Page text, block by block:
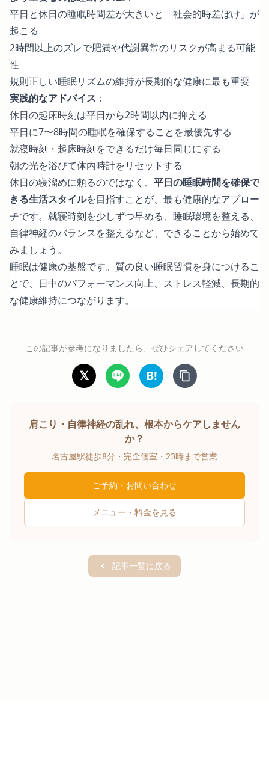
平日と休日の睡眠時間差が大きいと「社会的時差ぼけ」が
起こる
2時間以上のズレで肥満や代謝異常のリスクが高まる可能
性
規則正しい睡眠リズムの維持が長期的な健康に最も重要
実践的なアドバイス ：
休日の起床時刻は平日から2時間以内に抑える
平日に7〜8時間の睡眠を確保することを最優先する
就寝時刻・起床時刻をできるだけ毎日同じにする
朝の光を浴びて体内時計をリセットする
休日の寝溜めに頼るのではなく、 平日の睡眠時間を確保で
きる生活スタイルを目指すことが、最も健康的なアプロー
チです。就寝時刻を少しずつ早める、睡眠環境を整える、
自律神経のバランスを整えるなど、できることから始めて
みましょう。
睡眠は健康の基盤です。質の良い睡眠習慣を身につけるこ
とで、日中のパフォーマンス向上、ストレス軽減、長期的
な健康維持につながります。
この記事が参考になりましたら、ぜひシェアしてください
𝕏 B!
肩こり・自律神経の乱れ、根本からケアしません
か？
名古屋駅徒歩8分・完全個室・23時まで営業
ご予約・お問い合わせ
メニュー・料金を見る
記事一覧に戻る